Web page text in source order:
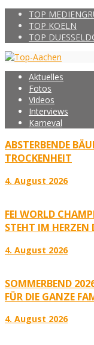
TOP
TOP KOELN
TOP
Aktuelles
Fotos
Videos
Interviews
Karneval
ABSTERBENDE
TROCKENHEIT
4. August 2026
FEI WORLD
STEHT IM HERZEN
4. August 2026
SOMMERBEND
FÜR DIE GANZE
4. August 2026